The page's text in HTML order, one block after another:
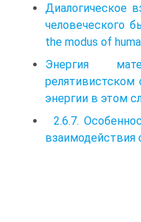
Диалогическое
человеческого
the modus of
Энергия
релятивистском
энергии в этом
2.6.7.
взаимодействия